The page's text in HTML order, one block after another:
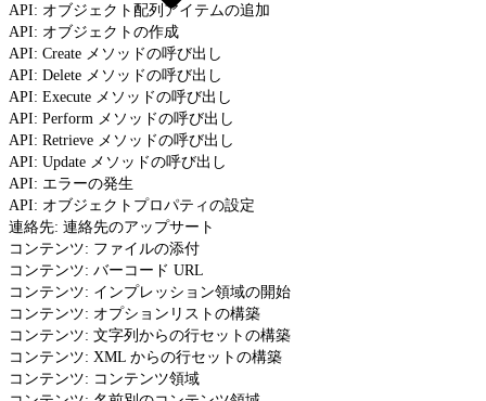
API: オブジェクト配列アイテムの追加
API: オブジェクトの作成
API: Create メソッドの呼び出し
API: Delete メソッドの呼び出し
API: Execute メソッドの呼び出し
API: Perform メソッドの呼び出し
API: Retrieve メソッドの呼び出し
API: Update メソッドの呼び出し
API: エラーの発生
API: オブジェクトプロパティの設定
連絡先: 連絡先のアップサート
コンテンツ: ファイルの添付
コンテンツ: バーコード URL
コンテンツ: インプレッション領域の開始
コンテンツ: オプションリストの構築
コンテンツ: 文字列からの行セットの構築
コンテンツ: XML からの行セットの構築
コンテンツ: コンテンツ領域